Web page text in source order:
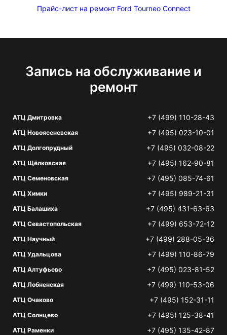
Прайс-лист на ремонт Ford Tourneo Connect
Запись на обслуживание и
ремонт
АТЦ Дмитровка +7 (499) 110-28-43
АТЦ Новоясеневская +7 (495) 023-10-01
АТЦ Долгопрудный +7 (495) 032-08-22
АТЦ Щёлковская +7 (495) 162-90-81
АТЦ Семеновская +7 (495) 085-74-61
АТЦ Химки +7 (495) 989-21-31
АТЦ Балашиха +7 (495) 431-63-63
АТЦ Севастопольская +7 (499) 653-72-12
АТЦ Научный +7 (499) 288-05-36
АТЦ Удальцова +7 (499) 110-86-79
АТЦ Алтуфьево +7 (495) 023-81-52
АТЦ Лобненская +7 (499) 110-53-06
АТЦ Очаково +7 (495) 152-31-11
АТЦ Солнцево +7 (495) 125-38-41
АТЦ Раменки +7 (495) 135-42-87